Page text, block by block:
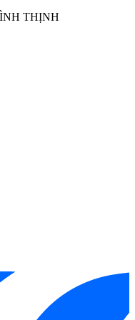
sở hữu 6 chương trình rửa
sử dụng khác nhau
THỊNH